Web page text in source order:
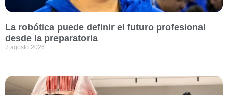
La robótica puede definir el futuro profesional
desde la preparatoria
7 agosto 2026